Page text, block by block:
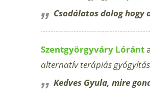
Csodálatos dolog hogy
Szentgyörgyváry Lóránt
alternatív terápiás
Kedves Gyula, mire